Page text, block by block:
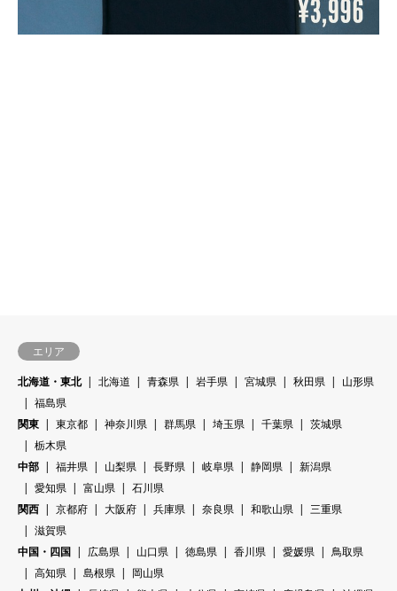
エリア
北海道・東北
北海道 青森県 岩手県 宮城県 秋田県
山形県
福島県
関東
東京都 神奈川県 群馬県 埼玉県 千葉県
茨城県
栃木県
中部
福井県 山梨県 長野県 岐阜県 静岡県
新潟県
愛知県
富山県
石川県
関西
京都府 大阪府 兵庫県 奈良県 和歌山県
三重県
滋賀県
中国・四国
広島県 山口県 徳島県 香川県 愛媛県
鳥取県
高知県
島根県
岡山県